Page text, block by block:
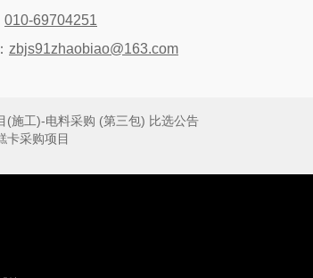
010-69704251
zbjs91zhaobiao@163.com
(施工)-电料采购 (第三包) 比选公告
卡采购项目